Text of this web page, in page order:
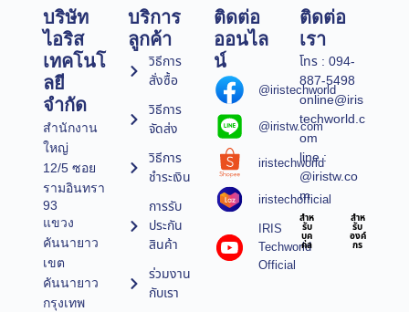
บริษัท
ไอริส
เทคโนโ
ลยี
จำกัด
สำนักงาน
ใหญ่
12/5 ซอย
รามอินทรา
93
แขวง
คันนายาว
เขต
คันนายาว
กรุงเทพ
บริการ
ลูกค้า
วิธีการ
สั่งซื้อ
วิธีการ
จัดส่ง
วิธีการ
ชำระเงิน
การรับ
ประกัน
สินค้า
ร่วมงาน
กับเรา
ติดต่อ
ออนไล
น์
@iristechworld
@iristw.com
iristechworld
iristechofficial
IRIS
Techworld
Official
ติดต่อ
เรา
โทร : 094-
887-5498
online@iris
techworld.c
om
line :
@iristw.co
m
สำห
รับ
บุค
คล
สำห
รับ
องค์
กร